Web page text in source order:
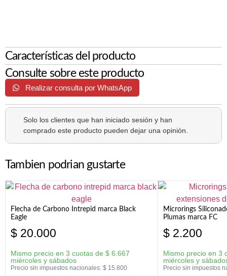
Características del producto
Consulte sobre este producto
Realizar consulta por WhatsApp
Solo los clientes que han iniciado sesión y han
comprado este producto pueden dejar una opinión.
Tambien podrian gustarte
Flecha de Carbono Intrepid marca Black
Eagle
$ 20.000
Mismo precio en 3 cuotas de $ 6.667
miércoles y sábados
Precio sin impuestos nacionales: $ 15.800
Microrings
Plumas marca FC
$ 2.200
Mismo precio en 3
miércoles y
Precio sin impuestos